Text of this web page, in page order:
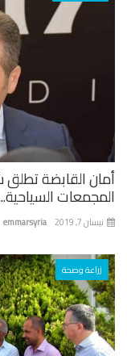
القابضة تطلق
السياحية...
emmarsyria 7, 2019
زراعة وصحة